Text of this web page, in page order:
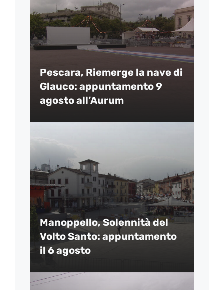
Pescara, Riemerge la nave di
Glauco: appuntamento 9
agosto all’Aurum
Manoppello, Solennità del
Volto Santo: appuntamento
il 6 agosto